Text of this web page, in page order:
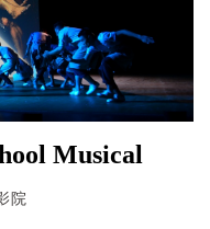
Musical
院